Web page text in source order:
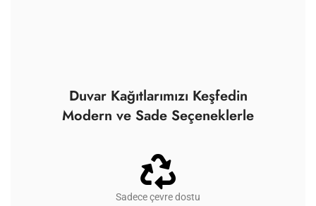
Duvar Kağıtlarımızı Keşfedin
Modern ve Sade Seçeneklerle
Sadece çevre dostu